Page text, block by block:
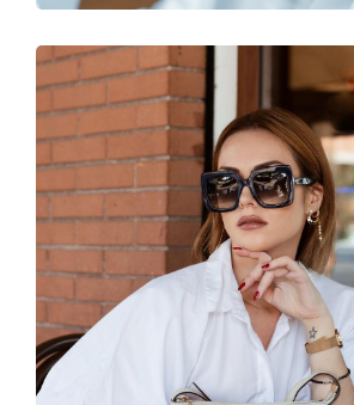
Etui:
Ściereczka do czyszczenia:
Inne
Płeć:
Kategoria:
Marka:
Zastosowanie:
Kod:
Możliwość wykonania okularów
korekcyjnych: